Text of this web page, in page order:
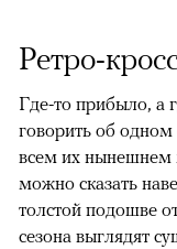
Ретро-
Где-то прибыло, а
говорить об
всем их нынешнем
можно сказать
толстой подошве
сезона выглядят